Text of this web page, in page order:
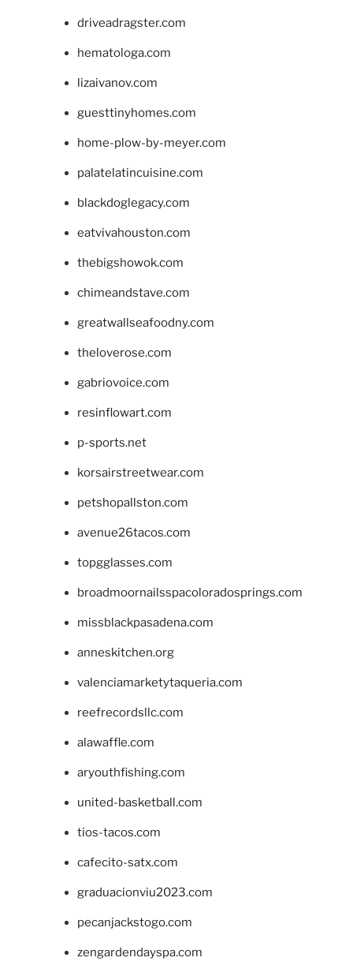
driveadragster.com
hematologa.com
lizaivanov.com
guesttinyhomes.com
home-plow-by-meyer.com
palatelatincuisine.com
blackdoglegacy.com
eatvivahouston.com
thebigshowok.com
chimeandstave.com
greatwallseafoodny.com
theloverose.com
gabriovoice.com
resinflowart.com
p-sports.net
korsairstreetwear.com
petshopallston.com
avenue26tacos.com
topgglasses.com
broadmoornailsspacoloradosprings.com
missblackpasadena.com
anneskitchen.org
valenciamarketytaqueria.com
reefrecordsllc.com
alawaffle.com
aryouthfishing.com
united-basketball.com
tios-tacos.com
cafecito-satx.com
graduacionviu2023.com
pecanjackstogo.com
zengardendayspa.com